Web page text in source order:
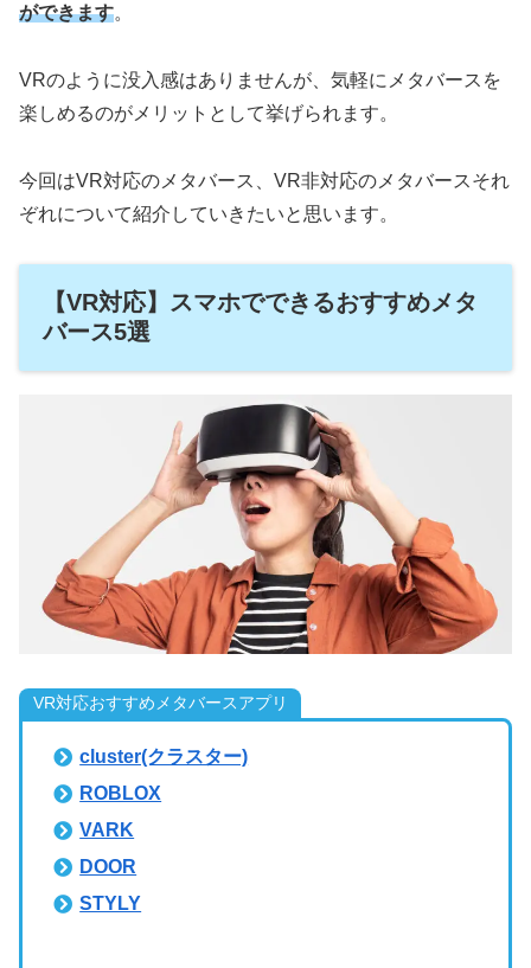
ができます。
VRのように没入感はありませんが、気軽にメタバースを
楽しめるのがメリットとして挙げられます。
今回はVR対応のメタバース、VR非対応のメタバースそれ
ぞれについて紹介していきたいと思います。
【VR対応】スマホでできるおすすめメタ
バース5選
VR対応おすすめメタバースアプリ
cluster(クラスター)
ROBLOX
VARK
DOOR
STYLY